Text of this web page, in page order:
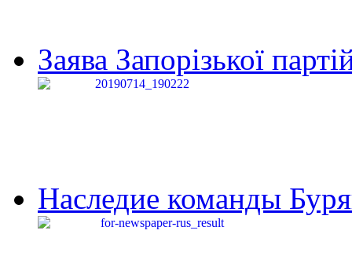
Заява Запорізької
Наследие команды